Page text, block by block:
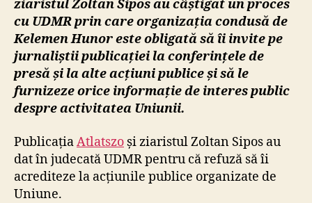
ziaristul Zoltan Sipos au câștigat un proces
cu UDMR prin care organizația condusă de
Kelemen Hunor este obligată să îi invite pe
jurnaliștii publicației la conferințele de
presă și la alte acțiuni publice și să le
furnizeze orice informație de interes public
despre activitatea Uniunii.
PublicațiaAtlatszo și ziaristul Zoltan Sipos au
dat în judecată UDMR pentru că refuză să îi
acrediteze la acțiunile publice organizate de
Uniune.